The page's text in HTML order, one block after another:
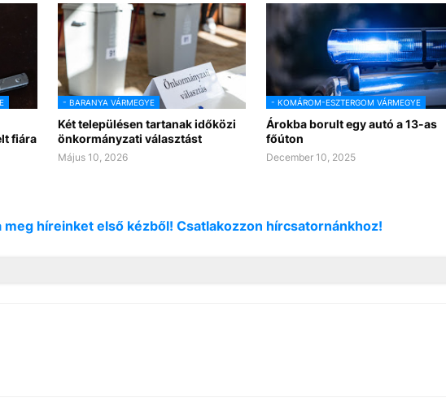
fiára
- BARANYA VÁRMEGYE
Két településen tartanak időközi
önkormányzati választást
Május 10, 2026
- KOMÁROM-ESZTERGOM VÁRMEGYE
Árokba borult egy autó a 13-as
főúton
December 10, 2025
meg híreinket első kézből! Csatlakozzon hírcsatornánkhoz!